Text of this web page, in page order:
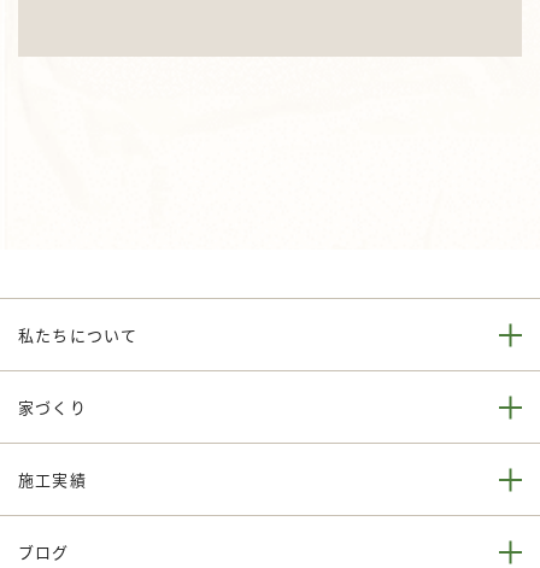
私たちについて
家づくり
施工実績
ブログ